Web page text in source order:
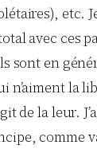
etc.
avec ces
sont en
n’aiment la
de la leur.
comme